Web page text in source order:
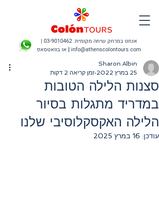
אנחנו במרחק שיחה מקומית:03-9010462
|
info@athenscolontours.com
| או בוואטסאפ
סצנות הלילה הטובות
במדריד מתגלות בסיור
הלילה האקסקלוסיבי שלנו
Sharon Albin
25 במרץ 2022
זמן קריאה 2 דקות
עודכן: 16 במרץ 2025